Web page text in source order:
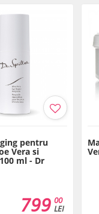
pentru
Vera si
ml - Dr
00
LEI
799